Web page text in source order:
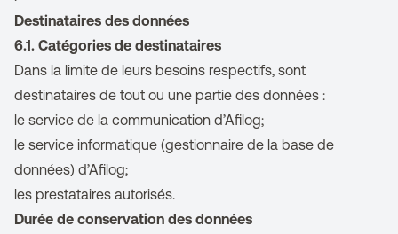
Destinataires des données
6.1. Catégories de destinataires
Dans la limite de leurs besoins respectifs, sont
destinataires de tout ou une partie des données :
le service de la communication d’Afilog;
le service informatique (gestionnaire de la base de
données) d’Afilog;
les prestataires autorisés.
Durée de conservation des données